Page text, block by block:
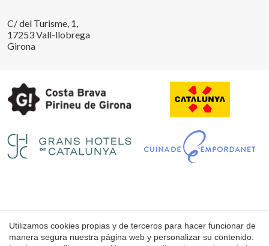
C/ del Turisme, 1,
17253 Vall-llobrega
Girona
Aviso Legal
Utilizamos cookies propias y de terceros para hacer funcionar de
manera segura nuestra página web y personalizar su contenido.
Guardar configuración